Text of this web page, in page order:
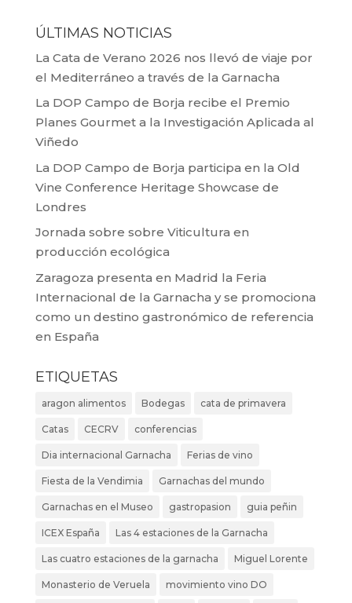
ÚLTIMAS NOTICIAS
La Cata de Verano 2026 nos llevó de viaje por
el Mediterráneo a través de la Garnacha
La DOP Campo de Borja recibe el Premio
Planes Gourmet a la Investigación Aplicada al
Viñedo
La DOP Campo de Borja participa en la Old
Vine Conference Heritage Showcase de
Londres
Jornada sobre sobre Viticultura en
producción ecológica
Zaragoza presenta en Madrid la Feria
Internacional de la Garnacha y se promociona
como un destino gastronómico de referencia
en España
ETIQUETAS
aragon alimentos Bodegas cata de primavera
Catas CECRV conferencias
Dia internacional Garnacha Ferias de vino
Fiesta de la Vendimia Garnachas del mundo
Garnachas en el Museo gastropasion guia peñin
ICEX España Las 4 estaciones de la Garnacha
Las cuatro estaciones de la garnacha Miguel Lorente
Monasterio de Veruela movimiento vino DO